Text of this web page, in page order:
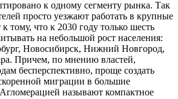
к одному сегменту рынка. Так
просто уезжают работать в крупные
тому, что к 2030 году только шесть
на небольшой рост населения:
Новосибирск, Нижний Новгород,
Причем, по мнению властей,
бесперспективно, проще создать
миграции в большие
называют компактное